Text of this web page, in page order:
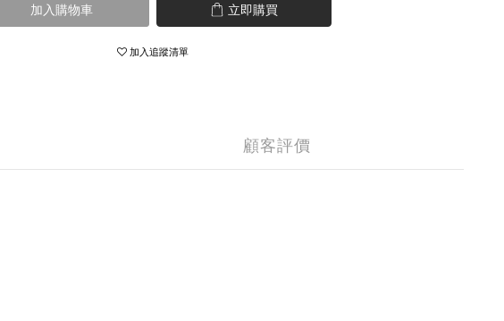
加入購物車 立即購買
加入追蹤清單
顧客評價